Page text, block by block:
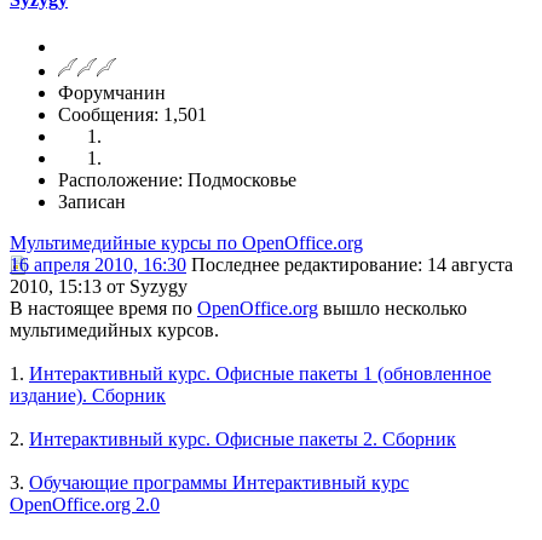
Форумчанин
Сообщения: 1,501
Расположение: Подмосковье
Записан
Мультимедийные курсы по OpenOffice.org
16 апреля 2010, 16:30 Последнее редактирование: 14 августа
2010, 15:13 от Syzygy
В настоящее время по OpenOffice.org вышло несколько
мультимедийных курсов.
1. Интерактивный курс. Офисные пакеты 1 (обновленное
издание). Сборник
2. Интерактивный курс. Офисные пакеты 2. Сборник
3. Обучающие программы Интерактивный курс
OpenOffice.org 2.0